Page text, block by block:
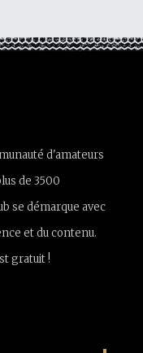
d'amateurs
de 3500
se démarque avec
et du contenu.
gratuit !